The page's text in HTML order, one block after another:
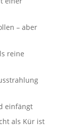
– aber
reine
einfängt
als Kür ist